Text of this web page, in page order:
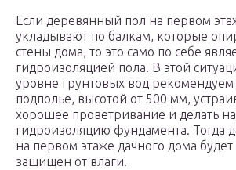
Если деревянный пол на первом
укладывают по балкам, которые
стены дома, то это само по себе
гидроизоляцией пола. В этой
уровне грунтовых вод рекомендуем
подполье, высотой от 500 мм,
хорошее проветривание и делать
гидроизоляцию фундамента. Тогда
на первом этаже дачного дома
защищен от влаги.